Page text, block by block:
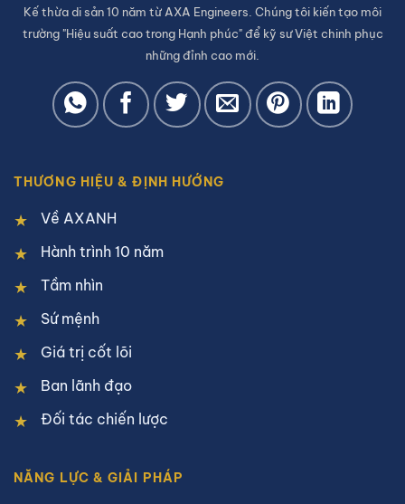
Kế thừa di sản 10 năm từ AXA Engineers. Chúng tôi kiến tạo môi
trường "Hiệu suất cao trong Hạnh phúc" để kỹ sư Việt chinh phục
những đỉnh cao mới.
THƯƠNG HIỆU & ĐỊNH HƯỚNG
Về AXANH
Hành trình 10 năm
Tầm nhìn
Sứ mệnh
Giá trị cốt lõi
Ban lãnh đạo
Đối tác chiến lược
NĂNG LỰC & GIẢI PHÁP